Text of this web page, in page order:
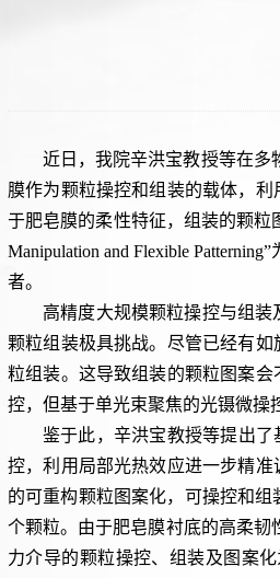
近日，我院辛洪宝教授等在多
膜作为颗粒操控和组装的载体，
于肥皂膜的柔性特征，组装的颗
Manipulation and Flexible Patterning”
者。
高精度大规模颗粒操控与组
颗粒组装极具挑战。尽管已经有
粒组装。这导致组装的颗粒图案
控，但基于单光束聚焦的光镊微操
鉴于此，辛洪宝教授等提出了
控，利用局部光热效应进一步精
的可重构颗粒图案化，可操控和
个颗粒。由于肥皂膜衬底的高柔
力介导的颗粒操控、组装及图案